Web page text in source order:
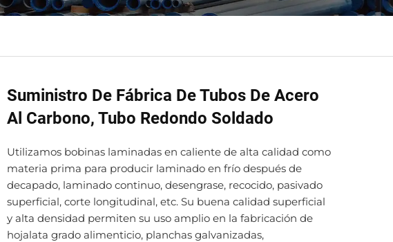
Suministro De Fábrica De Tubos De Acero
Al Carbono, Tubo Redondo Soldado
Utilizamos bobinas laminadas en caliente de alta calidad como
materia prima para producir laminado en frío después de
decapado, laminado continuo, desengrase, recocido, pasivado
superficial, corte longitudinal, etc. Su buena calidad superficial
y alta densidad permiten su uso amplio en la fabricación de
hojalata grado alimenticio, planchas galvanizadas,